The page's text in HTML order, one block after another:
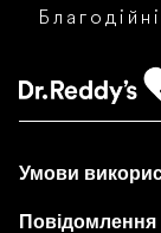
Умови
Повідомлення